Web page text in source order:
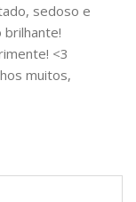
sedoso e
brilhante!
<3
muitos,